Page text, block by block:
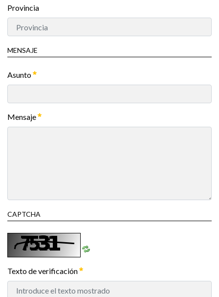
Provincia
MENSAJE
Asunto
Mensaje
CAPTCHA
Texto de verificación